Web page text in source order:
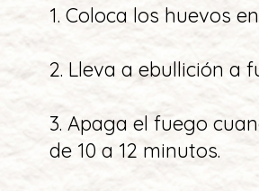
1. Coloca los huevos
2. Lleva a ebullición a
3. Apaga el fuego
de 10 a 12 minutos.